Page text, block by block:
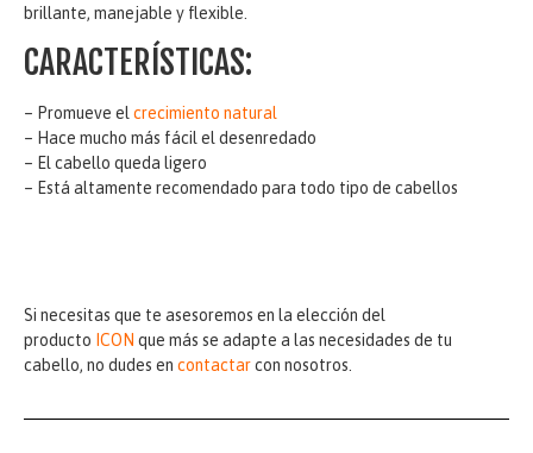
brillante, manejable y flexible.
CARACTERÍSTICAS:
– Promueve elcrecimiento natural
– Hace mucho más fácil el desenredado
– El cabello queda ligero
– Está altamente recomendado para todo tipo de cabellos
Si necesitas que te asesoremos en la elección del
producto ICON que más se adapte a las necesidades de tu
cabello, no dudes en contactarcon nosotros.